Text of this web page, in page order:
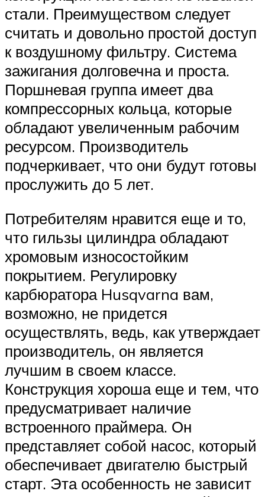
стали. Преимуществом следует
считать и довольно простой доступ
к воздушному фильтру. Система
зажигания долговечна и проста.
Поршневая группа имеет два
компрессорных кольца, которые
обладают увеличенным рабочим
ресурсом. Производитель
подчеркивает, что они будут готовы
прослужить до 5 лет.
Потребителям нравится еще и то,
что гильзы цилиндра обладают
хромовым износостойким
покрытием. Регулировку
карбюратора Husqvarna вам,
возможно, не придется
осуществлять, ведь, как утверждает
производитель, он является
лучшим в своем классе.
Конструкция хороша еще и тем, что
предусматривает наличие
встроенного праймера. Он
представляет собой насос, который
обеспечивает двигателю быстрый
старт. Эта особенность не зависит